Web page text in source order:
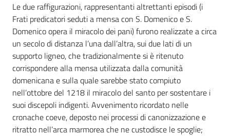
Le due raffigurazioni, rappresentanti altrettanti episodi (i
Frati predicatori seduti a mensa con S. Domenico e S.
Domenico opera il miracolo dei pani) furono realizzate a circa
un secolo di distanza l’una dall’altra, sui due lati di un
supporto ligneo, che tradizionalmente si è ritenuto
corrispondere alla mensa utilizzata dalla comunità
domenicana e sulla quale sarebbe stato compiuto
nell’ottobre del 1218 il miracolo del santo per sostentare i
suoi discepoli indigenti. Avvenimento ricordato nelle
cronache coeve, deposto nei processi di canonizzazione e
ritratto nell’arca marmorea che ne custodisce le spoglie;